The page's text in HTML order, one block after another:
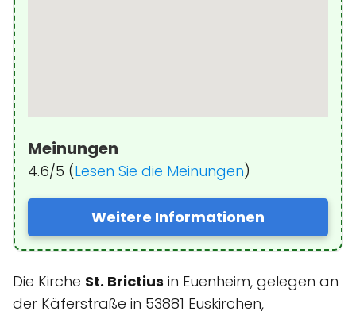
Meinungen
4.6/5 (Lesen Sie die Meinungen)
Weitere Informationen
Die Kirche St. Brictius in Euenheim, gelegen an
der Käferstraße in 53881 Euskirchen,